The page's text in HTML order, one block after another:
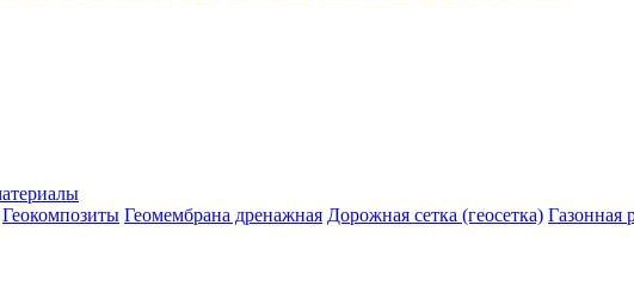
Геокомпозиты Геомембрана дренажная Дорожная сетка (геосетка) Газонная